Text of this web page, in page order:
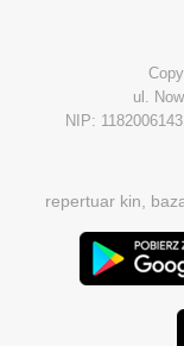
ul.
NIP:
repertuar kin,